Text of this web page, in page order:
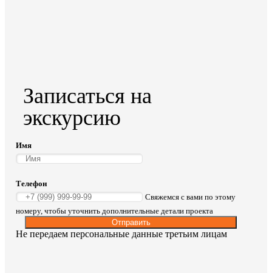
Записаться на
экскурсию
Имя
Телефон
Свяжемся с вами по этому
номеру, чтобы уточнить дополнительные детали проекта
Отправить
Не передаем персональные данные третьим лицам